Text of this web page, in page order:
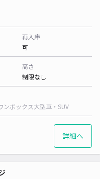
再入庫
可
高さ
制限なし
ンボックス大型車・SUV
詳細へ